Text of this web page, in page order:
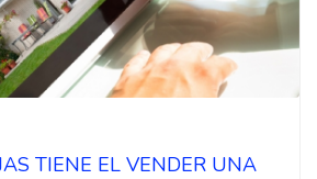
TIENE EL VENDER UNA